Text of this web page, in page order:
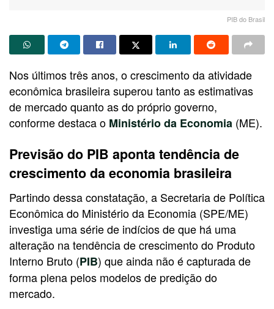
PIB do Brasil
Nos últimos três anos, o crescimento da atividade
econômica brasileira superou tanto as estimativas
de mercado quanto as do próprio governo,
conforme destaca o Ministério da Economia (ME).
Previsão do PIB aponta tendência de
crescimento da economia brasileira
Partindo dessa constatação, a Secretaria de Política
Econômica do Ministério da Economia (SPE/ME)
investiga uma série de indícios de que há uma
alteração na tendência de crescimento do Produto
Interno Bruto (PIB) que ainda não é capturada de
forma plena pelos modelos de predição do
mercado.